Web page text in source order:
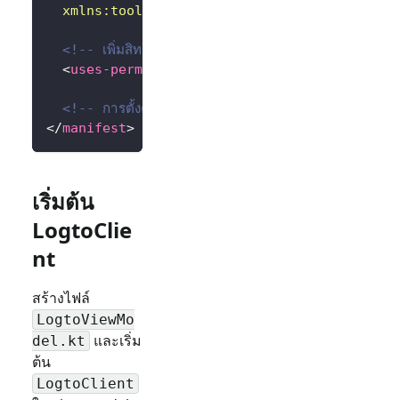
xmlns: tools
<!-- เพิ่มสิทธิ์การใช้งานอินเทอร์เน็ต -->
<uses-permission
<!-- การตั้งค่าอื่น ๆ... -->
</manifest>
เริ่มต้น
LogtoClie
nt
สร้างไฟล์
LogtoViewMo
del.kt
และเริ่ม
ต้น
LogtoClient